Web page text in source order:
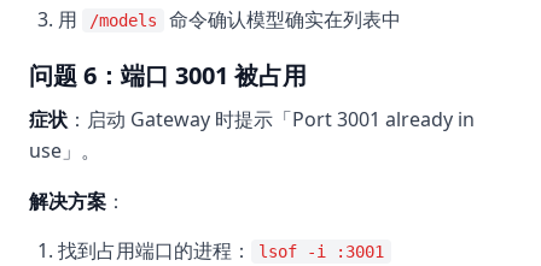
用
/models 命令确认模型确实在列表中
问题 6：端口 3001 被占用
症状 ：启动 Gateway 时提示「Port 3001 already in
use」。
解决方案 ：
找到占用端口的进程：
lsof -i :3001